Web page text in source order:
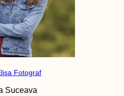
Fotograf
Suceava